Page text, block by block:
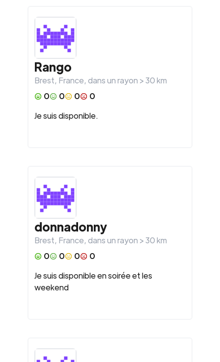
Rango
Brest, France, dans un rayon >30km
0
0 0
0
Je suis disponible.
donnadonny
Brest, France, dans un rayon >30km
0
0 0
0
Je suis disponible en soirée et les
weekend